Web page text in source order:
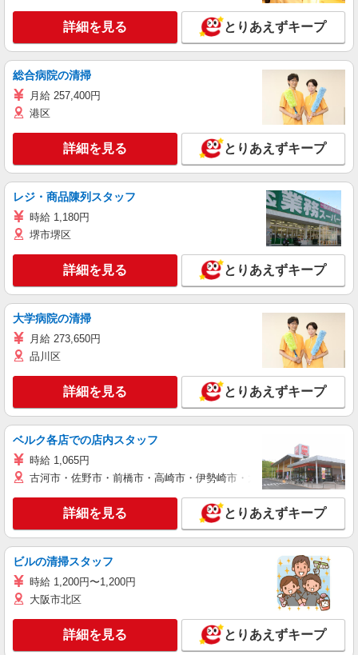
詳細を見る とりあえずキープ
総合病院の清掃
月給 257,400円
港区
詳細を見る とりあえずキープ
レジ・商品陳列スタッフ
時給 1,180円
堺市堺区
詳細を見る とりあえずキープ
大学病院の清掃
月給 273,650円
品川区
詳細を見る とりあえずキープ
ベルク各店での店内スタッフ
時給 1,065円
古河市・佐野市・前橋市・高崎市・伊勢崎市・太田市・館林市・藤
詳細を見る とりあえずキープ
ビルの清掃スタッフ
時給 1,200円〜1,200円
大阪市北区
詳細を見る とりあえずキープ